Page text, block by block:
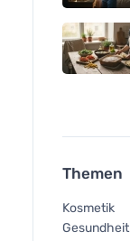
Themen
Kosmetik
Gesundheit